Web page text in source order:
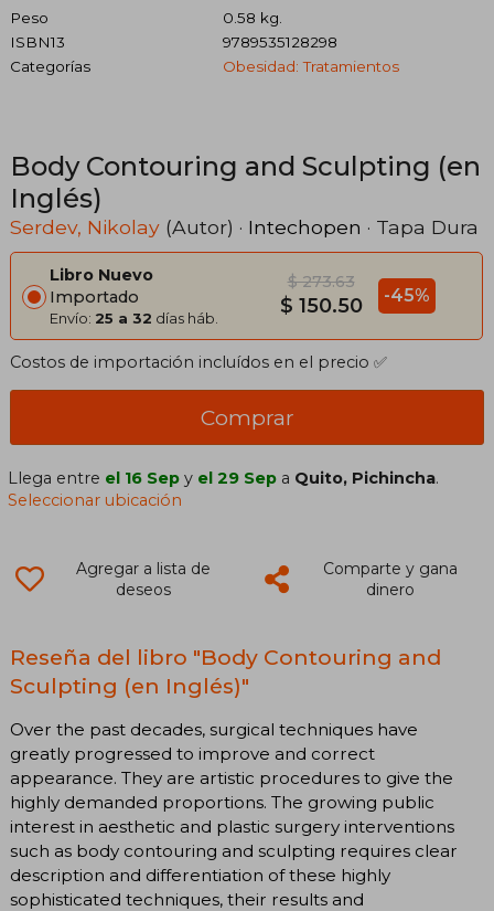
Peso
0.58 kg.
ISBN13
9789535128298
Categorías
Obesidad: Tratamientos
Body Contouring and Sculpting (en
Inglés)
Serdev, Nikolay (Autor) · Intechopen · Tapa Dura
Libro Nuevo
Importado
Envío: 25 a 32 días háb.
$ 273.63
$ 150.50 -45%
Costos de importación incluídos en el precio ✅
Comprar
Llega entre el 16 Sep y el 29 Sep a Quito, Pichincha.
Seleccionar ubicación
Agregar a lista de
deseos
Comparte y gana
dinero
Reseña del libro "Body Contouring and
Sculpting (en Inglés)"
Over the past decades, surgical techniques have
greatly progressed to improve and correct
appearance. They are artistic procedures to give the
highly demanded proportions. The growing public
interest in aesthetic and plastic surgery interventions
such as body contouring and sculpting requires clear
description and differentiation of these highly
sophisticated techniques, their results and